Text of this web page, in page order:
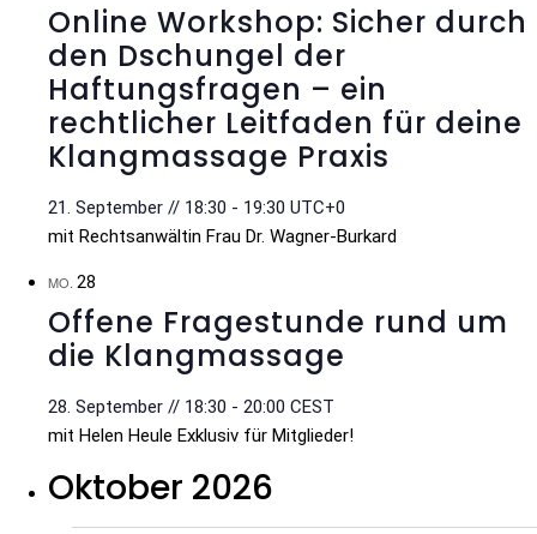
Online Workshop: Sicher durch
den Dschungel der
Haftungsfragen – ein
rechtlicher Leitfaden für deine
Klangmassage Praxis
21. September // 18:30 - 19:30 UTC+0
mit Rechtsanwältin Frau Dr. Wagner-Burkard
MO. 28
Offene Fragestunde rund um
die Klangmassage
28. September // 18:30 - 20:00 CEST
mit Helen Heule Exklusiv für Mitglieder!
Oktober 2026